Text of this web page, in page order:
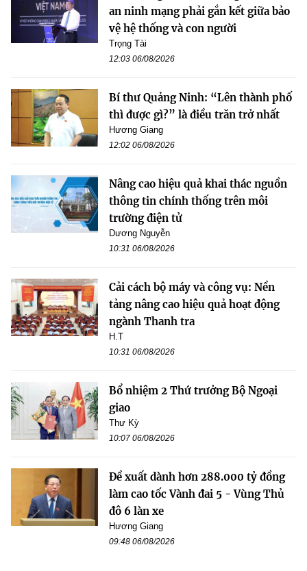
an ninh mạng phải gắn kết giữa bảo
vệ hệ thống và con người
Trọng Tài
12:03 06/08/2026
Bí thư Quảng Ninh: “Lên thành phố
thì được gì?” là điều trăn trở nhất
Hương Giang
12:02 06/08/2026
Nâng cao hiệu quả khai thác nguồn
thông tin chính thống trên môi
trường điện tử
Dương Nguyễn
10:31 06/08/2026
Cải cách bộ máy và công vụ: Nền
tảng nâng cao hiệu quả hoạt động
ngành Thanh tra
H.T
10:31 06/08/2026
Bổ nhiệm 2 Thứ trưởng Bộ Ngoại
giao
Thư Kỳ
10:07 06/08/2026
Đề xuất dành hơn 288.000 tỷ đồng
làm cao tốc Vành đai 5 - Vùng Thủ
đô 6 làn xe
Hương Giang
09:48 06/08/2026